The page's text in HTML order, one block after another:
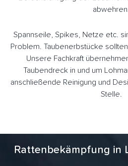
Spannseile, Spikes, Netze etc.
Problem. Taubenerbstücke
Unsere Fachkraft
Taubendreck in und um
anschließende Reinigung und
Stelle.
Rattenbekämpfung in